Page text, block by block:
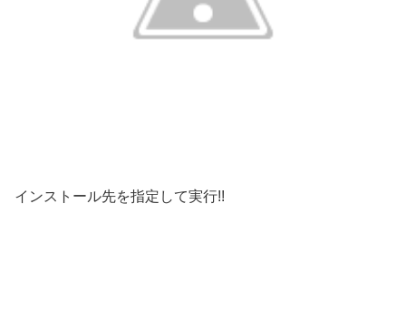
インストール先を指定して実行!!